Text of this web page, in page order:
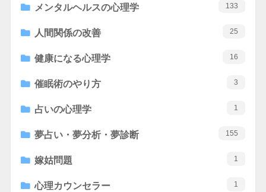
メンタルヘルスの心理学 133
人間関係の改善 25
健康になる心理学 16
催眠術のやり方 3
占いの心理学 1
夢占い・夢分析・夢診断 155
嫁姑問題 1
心理カウンセラー 1